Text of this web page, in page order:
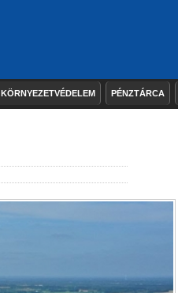
KÖRNYEZETVÉDELEM PÉNZTÁRCA